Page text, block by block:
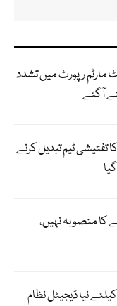
رپورٹ میں تشدد
آگئے
تفتیشی ٹیم تبدیل کرنے
کا منصوبہ نہیں،
کیلئے نیا ڈیجیٹل نظام